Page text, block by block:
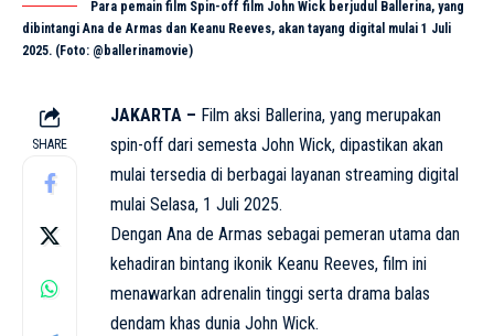
Para pemain film Spin-off film John Wick berjudul Ballerina, yang
dibintangi Ana de Armas dan Keanu Reeves, akan tayang digital mulai 1 Juli
2025. (Foto: @ballerinamovie)
SHARE
JAKARTA – Film aksi Ballerina, yang merupakan
spin-off dari semesta John Wick, dipastikan akan
mulai tersedia di berbagai layanan streaming digital
mulai Selasa, 1 Juli 2025.
Dengan Ana de Armas sebagai pemeran utama dan
kehadiran bintang ikonik Keanu Reeves, film ini
menawarkan adrenalin tinggi serta drama balas
dendam khas dunia John Wick.